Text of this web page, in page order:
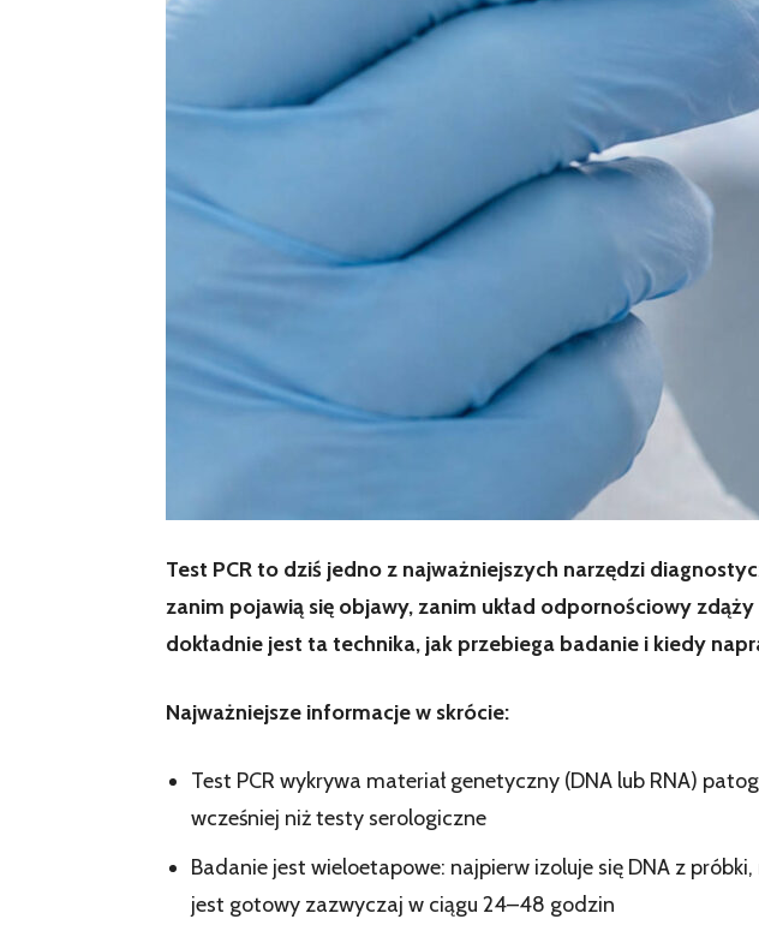
Test PCR to dziś jedno z najważniejszych narzędzi
zanim pojawią się objawy, zanim układ odpornościowy
dokładnie jest ta technika, jak przebiega badanie i kiedy
Najważniejsze informacje w skrócie:
Test PCR wykrywa materiał genetyczny (DNA lub RNA)
wcześniej niż testy serologiczne
Badanie jest wieloetapowe: najpierw izoluje się DNA z
jest gotowy zazwyczaj w ciągu 24–48 godzin